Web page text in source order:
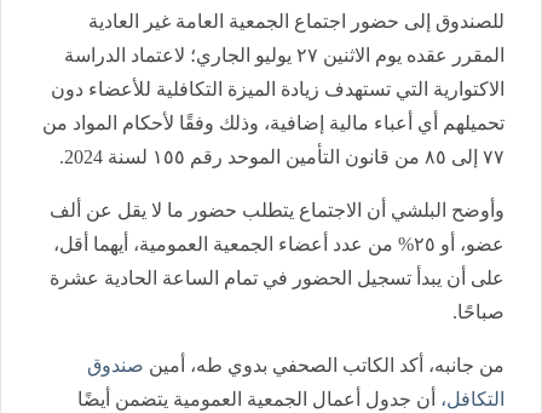
للصندوق إلى حضور اجتماع الجمعية العامة غير العادية
المقرر عقده يوم الاثنين ٢٧ يوليو الجاري؛ لاعتماد الدراسة
الاكتوارية التي تستهدف زيادة الميزة التكافلية للأعضاء دون
تحميلهم أي أعباء مالية إضافية، وذلك وفقًا لأحكام المواد من
٧٧ إلى ٨٥ من قانون التأمين الموحد رقم ١٥٥ لسنة 2024.
وأوضح البلشي أن الاجتماع يتطلب حضور ما لا يقل عن ألف
عضو، أو ٢٥% من عدد أعضاء الجمعية العمومية، أيهما أقل،
على أن يبدأ تسجيل الحضور في تمام الساعة الحادية عشرة
صباحًا.
من جانبه، أكد الكاتب الصحفي بدوي طه، أمين صندوق
التكافل، أن جدول أعمال الجمعية العمومية يتضمن أيضًا